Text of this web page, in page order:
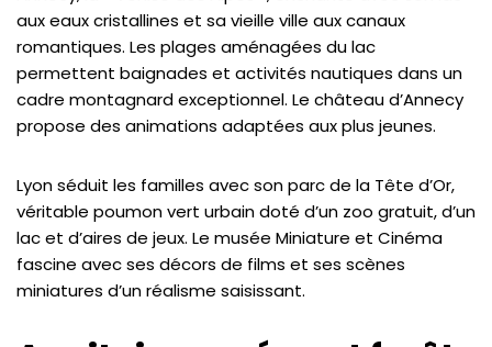
aux eaux cristallines et sa vieille ville aux canaux
romantiques. Les plages aménagées du lac
permettent baignades et activités nautiques dans un
cadre montagnard exceptionnel. Le château d’Annecy
propose des animations adaptées aux plus jeunes.
Lyon séduit les familles avec son parc de la Tête d’Or,
véritable poumon vert urbain doté d’un zoo gratuit, d’un
lac et d’aires de jeux. Le musée Miniature et Cinéma
fascine avec ses décors de films et ses scènes
miniatures d’un réalisme saisissant.